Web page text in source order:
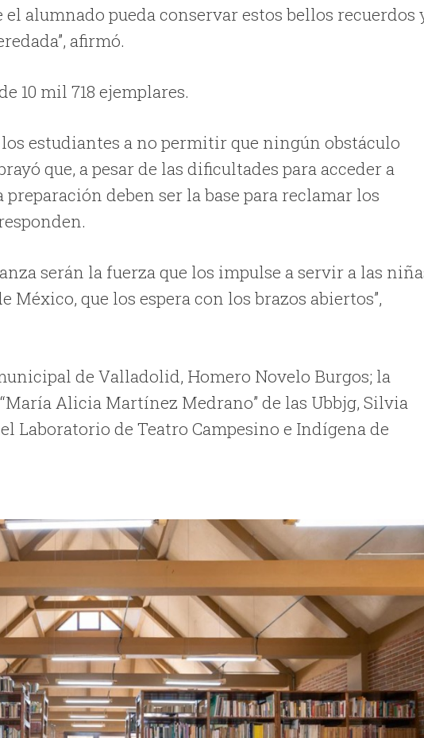
alumnado pueda conservar estos bellos recuerdos
afirmó.
10 mil 718 ejemplares.
los estudiantes a no permitir que ningún obstáculo
que, a pesar de las dificultades para acceder a
deben ser la base para reclamar los
serán la fuerza que los impulse a servir a las
México, que los espera con los brazos abiertos”,
de Valladolid, Homero Novelo Burgos; la
Alicia Martínez Medrano” de las Ubbjg, Silvia
Laboratorio de Teatro Campesino e Indígena de